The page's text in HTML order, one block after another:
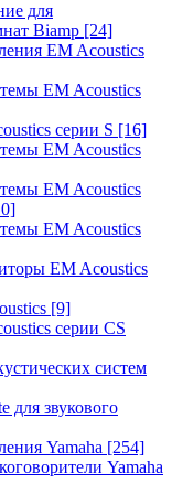
для
Biamp [24]
EM Acoustics
EM Acoustics
серии S [16]
EM Acoustics
EM Acoustics
EM Acoustics
EM Acoustics
[9]
серии CS
систем
для звукового
Yamaha [254]
Yamaha